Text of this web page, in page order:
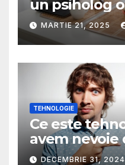
un psiholog
MARTIE 21, 2025
TEHNOLOGIE
Ce este
avem nevoie
DECEMBRIE 31, 2024